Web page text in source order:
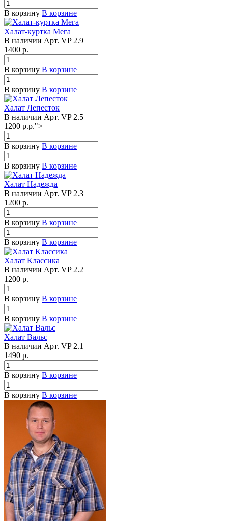
В корзину В корзине
Халат-куртка Мега
В наличии Арт. VP 2.9
1400 р.
В корзину В корзине
В корзину В корзине
Халат Лепесток
В наличии Арт. VP 2.5
1200 р.р.">
В корзину В корзине
В корзину В корзине
Халат Надежда
В наличии Арт. VP 2.3
1200 р.
В корзину В корзине
В корзину В корзине
Халат Классика
В наличии Арт. VP 2.2
1200 р.
В корзину В корзине
В корзину В корзине
Халат Вальс
В наличии Арт. VP 2.1
1490 р.
В корзину В корзине
В корзину В корзине